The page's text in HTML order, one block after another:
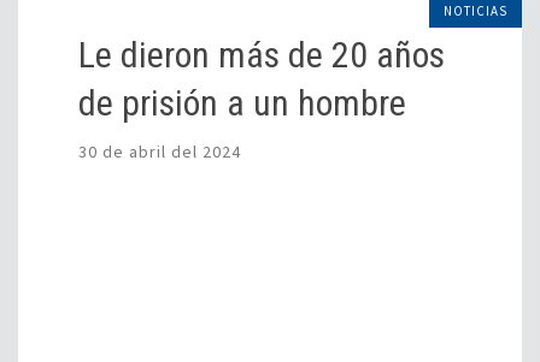
NOTICIAS
Le dieron más de 20 años
de prisión a un hombre
30 de abril del 2024